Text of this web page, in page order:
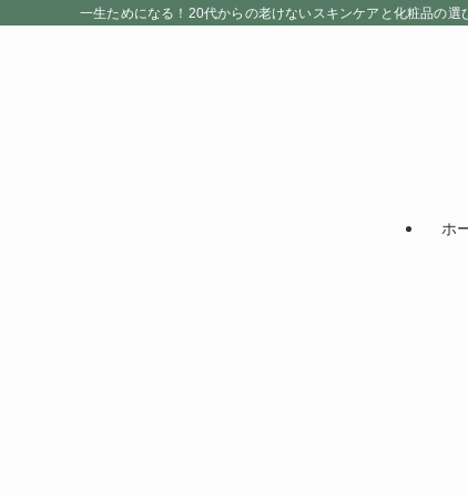
一生ためになる！20代からの老けないスキンケアと化粧品の選
ホ